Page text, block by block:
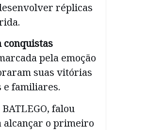
réplicas
conquistas
pela emoção
suas vitórias
e familiares.
falou
alcançar o primeiro